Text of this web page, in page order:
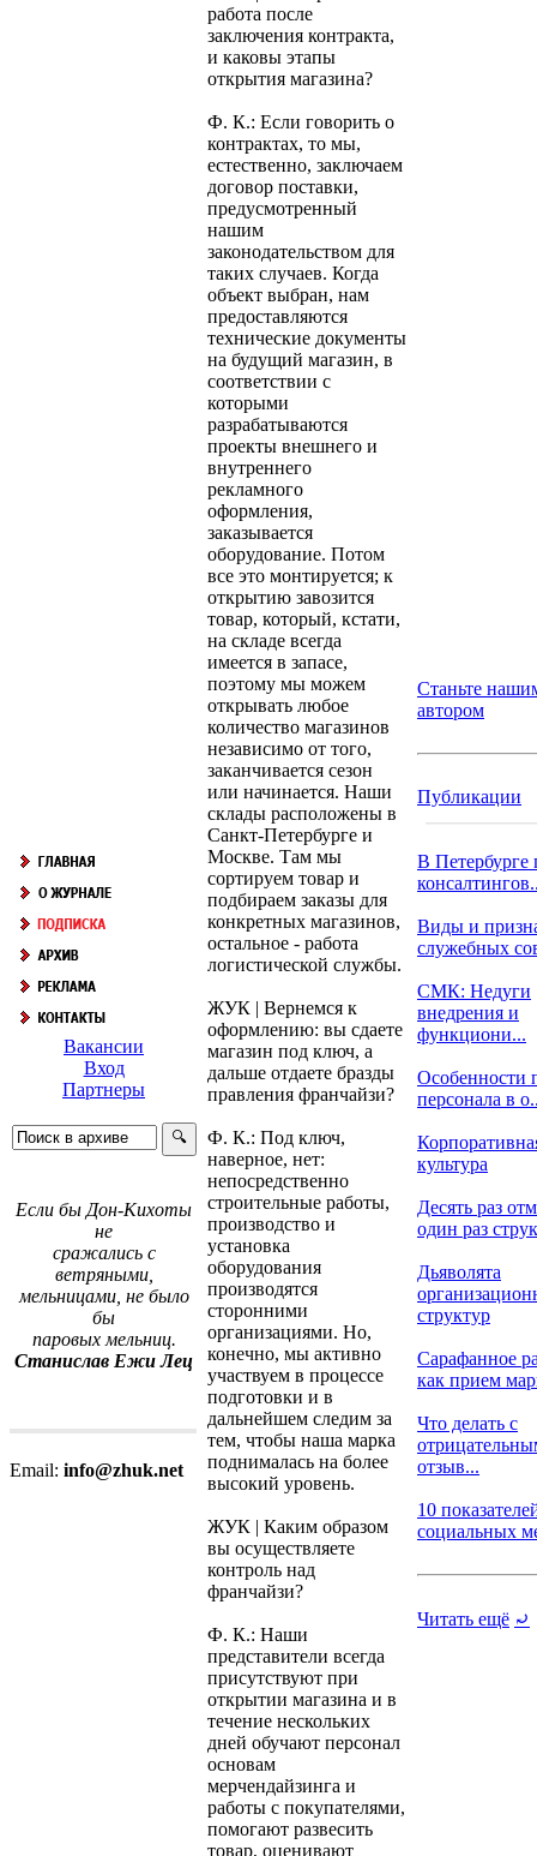
Вакансии
Вход
Партнеры
Если бы Дон-Кихоты
не
сражались с
ветряными,
мельницами, не было
бы
паровых мельниц.
Станислав Ежи Лец
Email: info@zhuk.net
работа после
заключения контракта,
и каковы этапы
открытия магазина?
Ф. К.: Если говорить о
контрактах, то мы,
естественно, заключаем
договор поставки,
предусмотренный
нашим
законодательством для
таких случаев. Когда
объект выбран, нам
предоставляются
технические документы
на будущий магазин, в
соответствии с
которыми
разрабатываются
проекты внешнего и
внутреннего
рекламного
оформления,
заказывается
оборудование. Потом
все это монтируется; к
открытию завозится
товар, который, кстати,
на складе всегда
имеется в запасе,
поэтому мы можем
открывать любое
количество магазинов
независимо от того,
заканчивается сезон
или начинается. Наши
склады расположены в
Санкт-Петербурге и
Москве. Там мы
сортируем товар и
подбираем заказы для
конкретных магазинов,
остальное - работа
логистической службы.
ЖУК | Вернемся к
оформлению: вы сдаете
магазин под ключ, а
дальше отдаете бразды
правления франчайзи?
Ф. К.: Под ключ,
наверное, нет:
непосредственно
строительные работы,
производство и
установка
оборудования
производятся
сторонними
организациями. Но,
конечно, мы активно
участвуем в процессе
подготовки и в
дальнейшем следим за
тем, чтобы наша марка
поднималась на более
высокий уровень.
ЖУК | Каким образом
вы осуществляете
контроль над
франчайзи?
Ф. К.: Наши
представители всегда
присутствуют при
открытии магазина и в
течение нескольких
дней обучают персонал
основам
мерчендайзинга и
работы с покупателями,
помогают развесить
товар, оценивают
Станьте
автором
Публикации
В Петербурге
Виды и
служебных
СМК: Недуги
внедрения и
функциони...
Особенности
персонала в
культура
Десять раз
один раз
Дьяволята
структур
Сарафанное
как прием
Что делать с
отзыв...
10
социальных
Читать ещё ⤾